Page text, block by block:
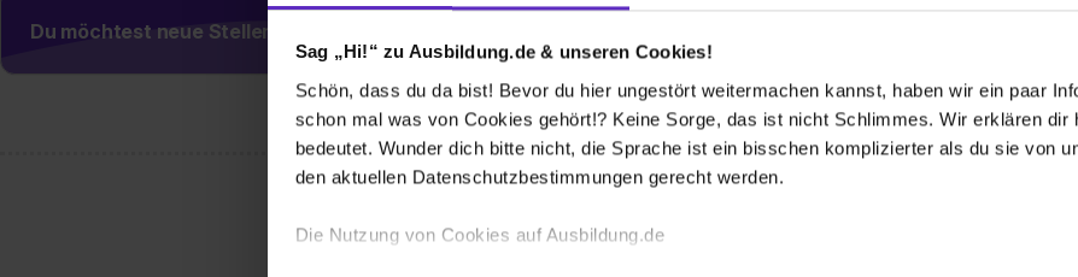
Sag „Hi!“ zu Ausbildung.de & unseren Cookies!
Schön, dass du da bist! Bevor du hier ungestört weitermachen kannst, haben wir ein paar
schon mal was von Cookies gehört!? Keine Sorge, das ist nicht Schlimmes. Wir erklären dir
bedeutet. Wunder dich bitte nicht, die Sprache ist ein bisschen komplizierter als du sie von
den aktuellen Datenschutzbestimmungen gerecht werden.
Die Nutzung von Cookies auf Ausbildung.de
Du möchtest neue Stellen automatisch zugeschickt bekommen?
Wusstest du schon, dass...